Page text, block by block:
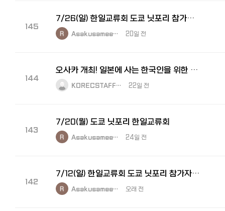
145
7/26(일) 한일교류회 도쿄 닛포리 참가자를 모집합니다.
Asakusamee… 20일 전
144
오사카 개최! 일본에 사는 한국인을 위한 교류회 【와쿠와쿠모임】 7월 25일(토) - 한국인 교류회
KORECSTAFF… 22일 전
143
7/20(월) 도쿄 닛포리 한일교류회
Asakusamee… 24일 전
142
7/12(일) 한일교류회 도쿄 닛포리 참가자를 모집합니다.
Asakusamee… 오래 전